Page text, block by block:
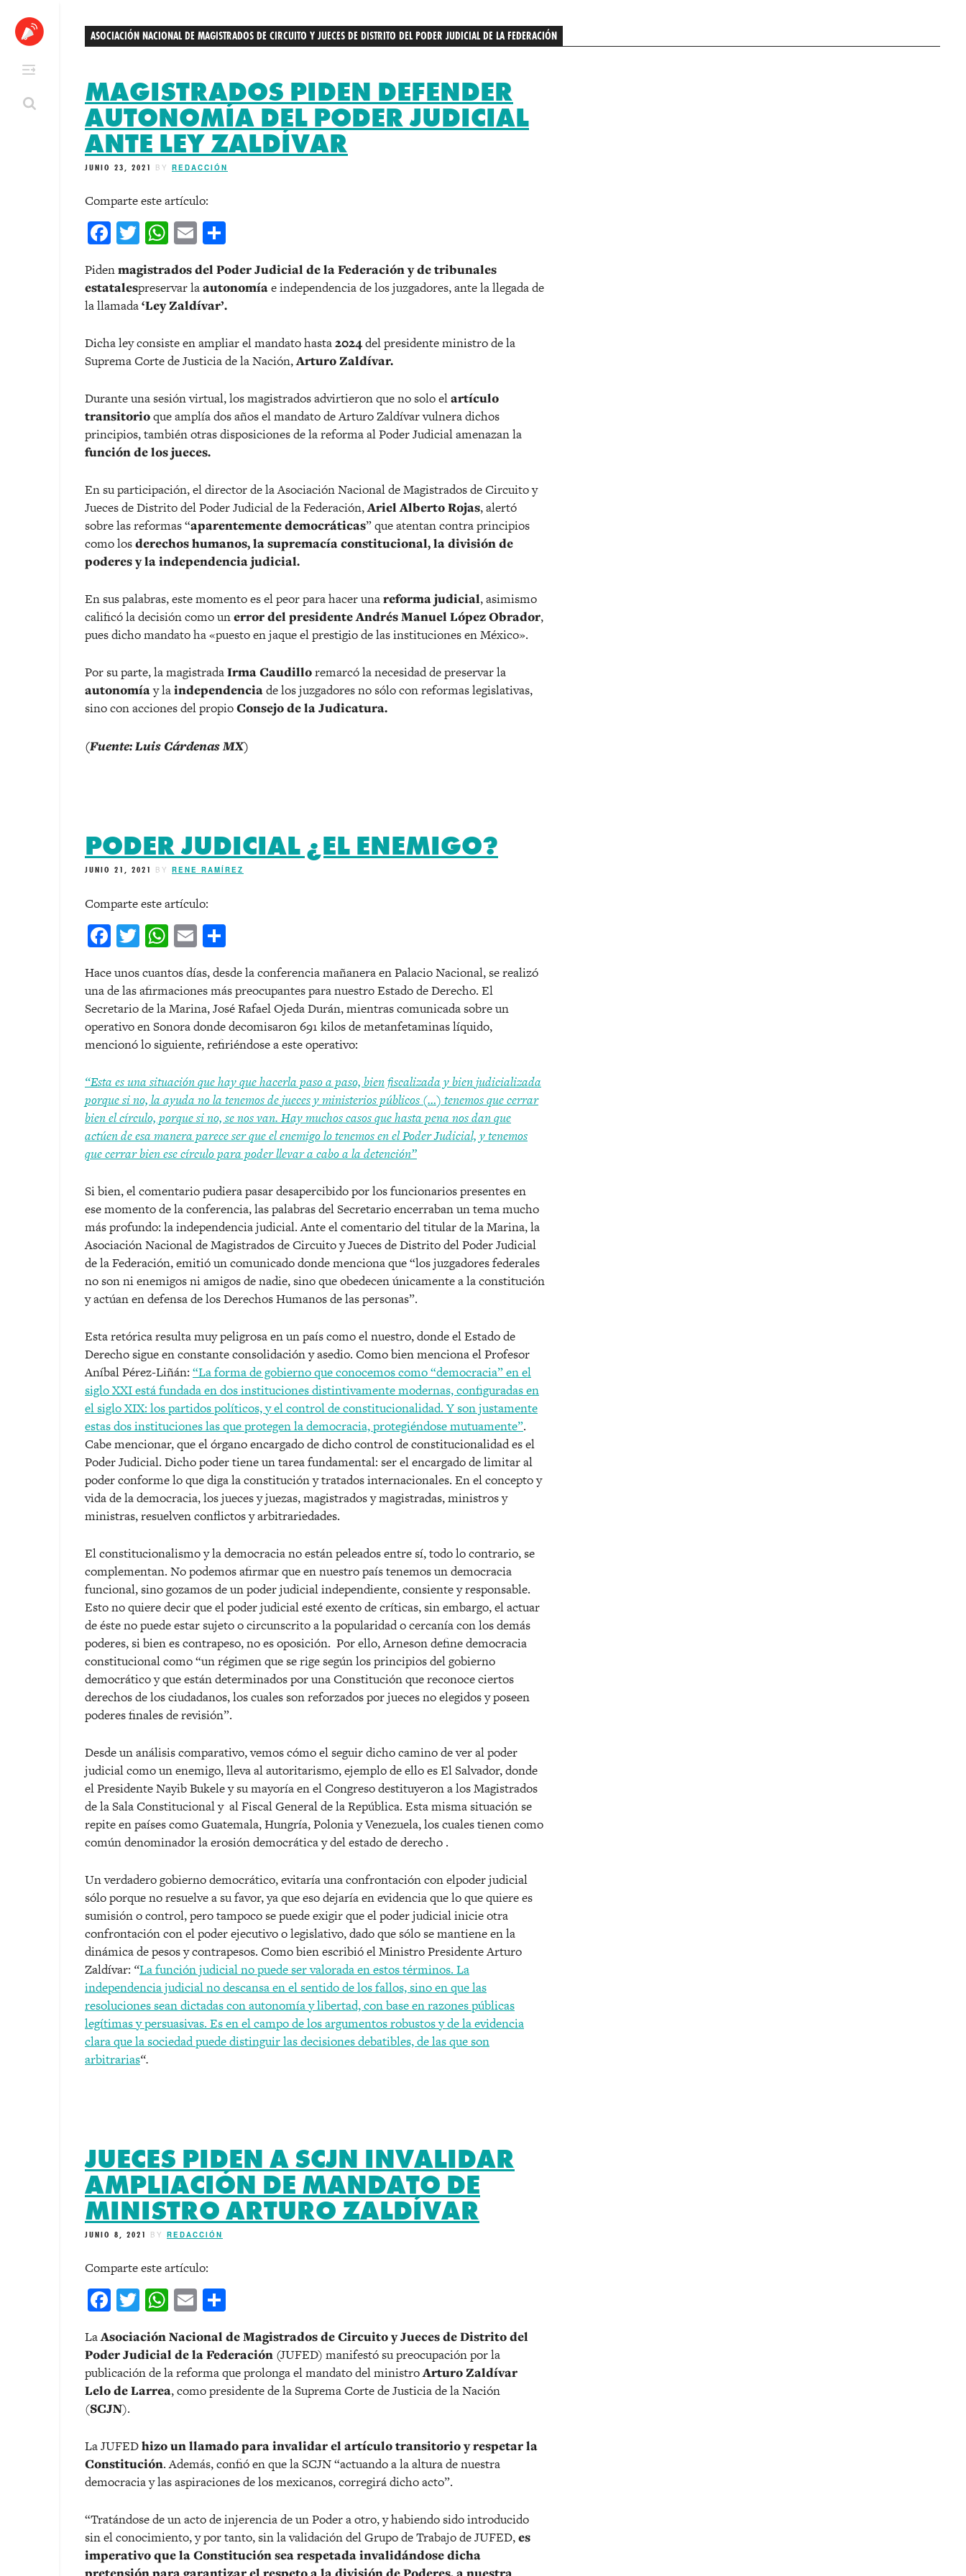
content
ASOCIACIÓN NACIONAL DE MAGISTRADOS DE CIRCUITO Y JUECES DE DISTRITO DEL PODER JUDICIAL DE LA FEDERACIÓN
MAGISTRADOS PIDEN DEFENDER
AUTONOMÍA DEL PODER JUDICIAL
ANTE LEY ZALDÍVAR
JUNIO 23, 2021 BY REDACCIÓN
Comparte este artículo:
Facebook
Twitter
WhatsApp
Email
Pidenmagistrados del Poder Judicial de la Federación y de tribunales
estatalespreservar laautonomíae independencia de los juzgadores, ante la llegada de
la llamada‘Ley Zaldívar’.
Dicha ley consiste en ampliar el mandato hasta2024del presidente ministro de la
Suprema Corte de Justicia de la Nación,Arturo Zaldívar.
Durante una sesión virtual, los magistrados advirtieron que no solo elartículo
transitorioque amplía dos años el mandato de Arturo Zaldívar vulnera dichos
principios, también otras disposiciones de la reforma al Poder Judicial amenazan la
función de los jueces.
En su participación, el director de la Asociación Nacional de Magistrados de Circuito y
Jueces de Distrito del Poder Judicial de la Federación,Ariel Alberto Rojas, alertó
sobre las reformas “aparentemente democráticas” que atentan contra principios
como losderechos humanos, la supremacía constitucional, la división de
poderes y la independencia judicial.
En sus palabras, este momento es el peor para hacer unareforma judicial, asimismo
calificó la decisión como unerror del presidente Andrés Manuel López Obrador,
pues dicho mandato ha «puesto en jaque el prestigio de las instituciones en México».
Por su parte, la magistradaIrma Caudilloremarcó la necesidad de preservar la
autonomíay laindependenciade los juzgadores no sólo con reformas legislativas,
sino con acciones del propioConsejo de la Judicatura.
(Fuente: Luis Cárdenas MX)
PODER JUDICIAL ¿EL ENEMIGO?
JUNIO 21, 2021 BY RENE RAMÍREZ
Comparte este artículo:
Facebook
Twitter
WhatsApp
Email
Hace unos cuantos días, desde la conferencia mañanera en Palacio Nacional, se realizó
una de las afirmaciones más preocupantes para nuestro Estado de Derecho. El
Secretario de la Marina, José Rafael Ojeda Durán, mientras comunicada sobre un
operativo en Sonora donde decomisaron 691 kilos de metanfetaminas líquido,
mencionó lo siguiente, refiriéndose a este operativo:
“Esta es una situación que hay que hacerla paso a paso, bien fiscalizada y bien judicializada
porque si no, la ayuda no la tenemos de jueces y ministerios públicos (…) tenemos que cerrar
bien el círculo, porque si no, se nos van. Hay muchos casos que hasta pena nos dan que
actúen de esa manera parece ser que el enemigo lo tenemos en el Poder Judicial, y tenemos
que cerrar bien ese círculo para poder llevar a cabo a la detención”
Si bien, el comentario pudiera pasar desapercibido por los funcionarios presentes en
ese momento de la conferencia, las palabras del Secretario encerraban un tema mucho
más profundo: la independencia judicial. Ante el comentario del titular de la Marina, la
Asociación Nacional de Magistrados de Circuito y Jueces de Distrito del Poder Judicial
de la Federación, emitió un comunicado donde menciona que “los juzgadores federales
no son ni enemigos ni amigos de nadie, sino que obedecen únicamente a la constitución
y actúan en defensa de los Derechos Humanos de las personas”.
Esta retórica resulta muy peligrosa en un país como el nuestro, donde el Estado de
Derecho sigue en constante consolidación y asedio. Como bien menciona el Profesor
Aníbal Pérez-Liñán: “La forma de gobierno que conocemos como “democracia” en el
siglo XXI está fundada en dos instituciones distintivamente modernas, configuradas en
el siglo XIX: los partidos políticos, y el control de constitucionalidad. Y son justamente
estas dos instituciones las que protegen la democracia, protegiéndose mutuamente”.
Cabe mencionar, que el órgano encargado de dicho control de constitucionalidad es el
Poder Judicial. Dicho poder tiene un tarea fundamental: ser el encargado de limitar al
poder conforme lo que diga la constitución y tratados internacionales. En el concepto y
vida de la democracia, los jueces y juezas, magistrados y magistradas, ministros y
ministras, resuelven conflictos y arbitrariedades.
El constitucionalismo y la democracia no están peleados entre sí, todo lo contrario, se
complementan. No podemos afirmar que en nuestro país tenemos un democracia
funcional, sino gozamos de un poder judicial independiente, consiente y responsable.
Esto no quiere decir que el poder judicial esté exento de críticas, sin embargo, el actuar
de éste no puede estar sujeto o circunscrito a la popularidad o cercanía con los demás
poderes, si bien es contrapeso, no es oposición. Por ello, Arneson define democracia
constitucional como “un régimen que se rige según los principios del gobierno
democrático y que están determinados por una Constitución que reconoce ciertos
derechos de los ciudadanos, los cuales son reforzados por jueces no elegidos y poseen
poderes finales de revisión”.
Desde un análisis comparativo, vemos cómo el seguir dicho camino de ver al poder
judicial como un enemigo, lleva al autoritarismo, ejemplo de ello es El Salvador, donde
el Presidente Nayib Bukele y su mayoría en el Congreso destituyeron a los Magistrados
de la Sala Constitucional y al Fiscal General de la República. Esta misma situación se
repite en países como Guatemala, Hungría, Polonia y Venezuela, los cuales tienen como
común denominador la erosión democrática y del estado de derecho .
Un verdadero gobierno democrático, evitaría una confrontación con elpoder judicial
sólo porque no resuelve a su favor, ya que eso dejaría en evidencia que lo que quiere es
sumisión o control, pero tampoco se puede exigir que el poder judicial inicie otra
confrontación con el poder ejecutivo o legislativo, dado que sólo se mantiene en la
dinámica de pesos y contrapesos. Como bien escribió el Ministro Presidente Arturo
Zaldívar: “La función judicial no puede ser valorada en estos términos. La
independencia judicial no descansa en el sentido de los fallos, sino en que las
resoluciones sean dictadas con autonomía y libertad, con base en razones públicas
legítimas y persuasivas. Es en el campo de los argumentos robustos y de la evidencia
clara que la sociedad puede distinguir las decisiones debatibles, de las que son
arbitrarias“.
JUECES PIDEN A SCJN INVALIDAR
AMPLIACIÓN DE MANDATO DE
MINISTRO ARTURO ZALDÍVAR
JUNIO 8, 2021 BY REDACCIÓN
Comparte este artículo:
Facebook
Twitter
WhatsApp
Email
LaAsociación Nacional de Magistrados de Circuito y Jueces de Distrito del
Poder Judicial de la Federación (JUFED) manifestó su preocupación por la
publicación de la reforma que prolonga el mandato del ministroArturo Zaldívar
Lelo de Larrea, como presidente de la Suprema Corte de Justicia de la Nación
(SCJN).
La JUFEDhizo un llamado para invalidar el artículo transitorio y respetar la
Constitución. Además, confió en que la SCJN “actuando a la altura de nuestra
democracia y las aspiraciones de los mexicanos, corregirá dicho acto”.
“Tratándose de un acto de injerencia de un Poder a otro, y habiendo sido introducido
sin el conocimiento, y por tanto, sin la validación del Grupo de Trabajo de JUFED,es
imperativo que la Constitución sea respetada invalidándose dicha